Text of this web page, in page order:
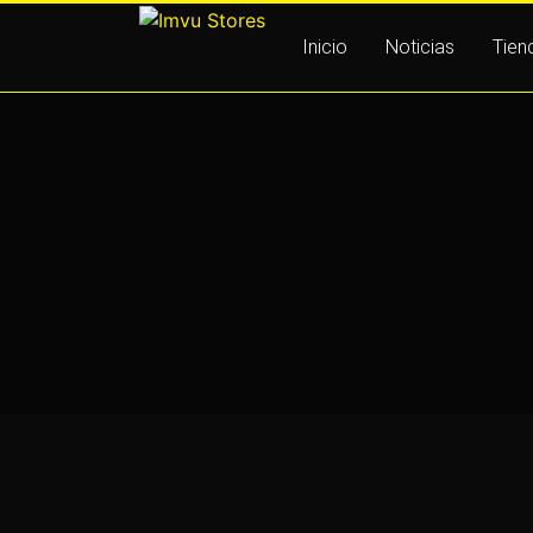
Inicio Noticias